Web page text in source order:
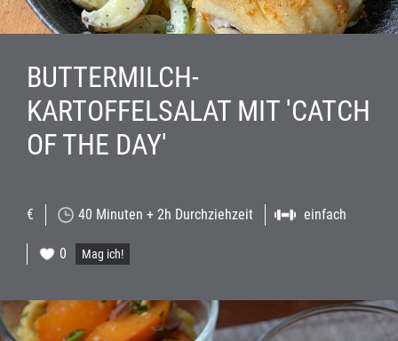
BUTTERMILCH-
KARTOFFELSALAT MIT 'CATCH
OF THE DAY'
€ 40 Minuten + 2h Durchziehzeit einfach
0 Mag ich!